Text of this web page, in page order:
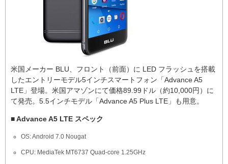
米国メーカー BLU、フロント（前面）に LED フラッシュを搭載
したエントリーモデル5インチスマートフォン「Advance A5
LTE」登場。米国アマゾンにて価格89.99ドル（約10,000円）に
て発売。5.5インチモデル「Advance A5 Plus LTE」も用意。
■ Advance A5 LTE スペック
OS: Android 7.0 Nougat
CPU: MediaTek MT6737 Quad-core 1.25GHz